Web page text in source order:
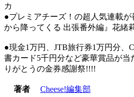
カ
●プレミアチーズ！の超人気連載
から降ってくる 出張番外編』花緒
●現金1万円、JTB旅行券1万円分、
書カード5千円分など豪華賞品が当
りがとうの金券感謝祭!!!!
著者
Cheese!編集部